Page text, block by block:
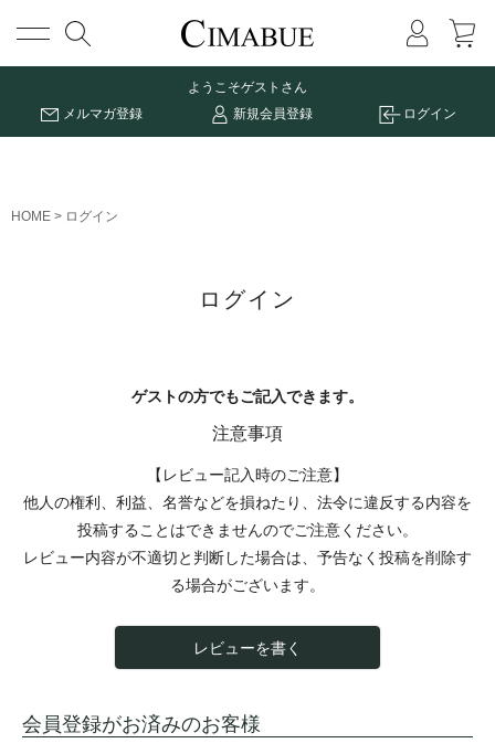
メニュー
ようこそゲストさん
メルマガ登録
新規会員登録 ログイン
HOME ログイン
ログイン
ゲストの方でもご記入できます。
注意事項
【レビュー記入時のご注意】
他人の権利、利益、名誉などを損ねたり、法令に違反する内容を
投稿することはできませんのでご注意ください。
レビュー内容が不適切と判断した場合は、予告なく投稿を削除す
る場合がございます。
レビューを書く
会員登録がお済みのお客様